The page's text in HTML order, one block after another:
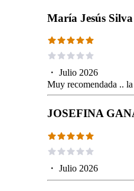
María Jesús Silva
・ Julio 2026
Muy recomendada ..
JOSEFINA
・ Julio 2026